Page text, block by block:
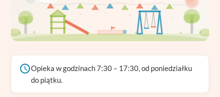
Opieka w godzinach 7:30 – 17:30, od poniedziałku
do piątku.